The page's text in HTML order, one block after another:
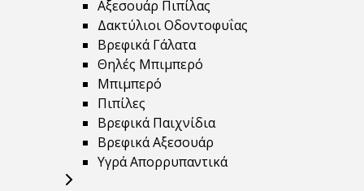
Αξεσουάρ Πιπίλας
Δακτύλιοι Οδοντοφυΐας
Βρεφικά Γάλατα
Θηλές Μπιμπερό
Μπιμπερό
Πιπίλες
Βρεφικά Παιχνίδια
Βρεφικά Αξεσουάρ
Υγρά Απορρυπαντικά